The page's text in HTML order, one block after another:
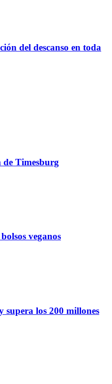
del descanso en toda
Timesburg
veganos
supera los 200 millones